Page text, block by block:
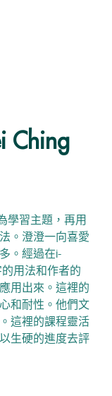
Ching
學習主題，再用
。澄澄一向喜愛
。經過在i-
用法和作者的
用出來。這裡的
和耐性。他們文
這裡的課程靈活
生硬的進度去評